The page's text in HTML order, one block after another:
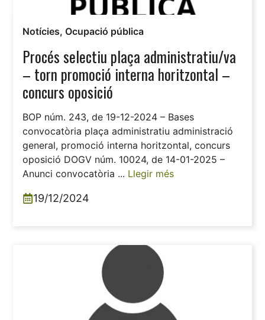
Notícies, Ocupació pública
Procés selectiu plaça administratiu/va
– torn promoció interna horitzontal –
concurs oposició
BOP núm. 243, de 19-12-2024 – Bases
convocatòria plaça administratiu administració
general, promoció interna horitzontal, concurs
oposició DOGV núm. 10024, de 14-01-2025 –
Anunci convocatòria ... Llegir més
19/12/2024